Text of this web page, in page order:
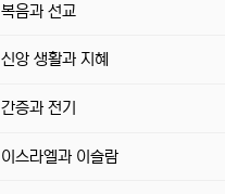
복음과 선교
신앙 생활과 지혜
간증과 전기
이스라엘과 이슬람